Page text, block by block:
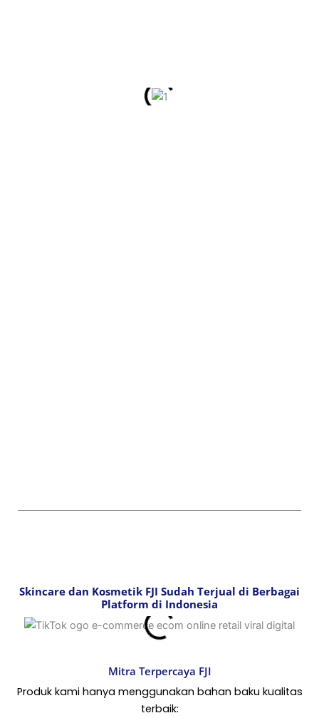
Skincare dan Kosmetik FJI Sudah Terjual di Berbagai
Platform di Indonesia
Mitra Terpercaya FJI
Produk kami hanya menggunakan bahan baku kualitas
terbaik: